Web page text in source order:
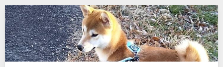
Skip
to
content